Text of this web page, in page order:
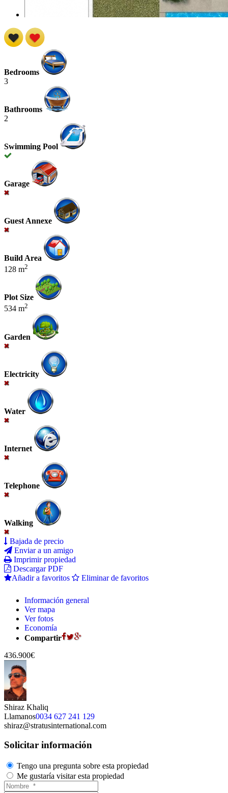
Bedrooms
3
Bathrooms
2
Swimming Pool
Garage
Guest Annexe
Build Area
128 m2
Plot Size
534 m2
Garden
Electricity
Water
Internet
Telephone
Walking
Bajada de precio
Enviar a un amigo
Imprimir propiedad
Descargar PDF
Añadir a favoritos
Eliminar de favoritos
Información general
Ver mapa
Ver fotos
Economía
Compartir
436.900€
Shiraz Khaliq
Llamanos0034 627 241 129
shiraz@stratusinternational.com
Solicitar información
Tengo una pregunta sobre esta propiedad
Me gustaría visitar esta propiedad